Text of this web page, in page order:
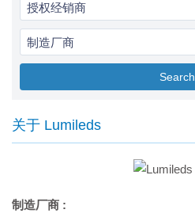
授权经销商
制造厂商
Search
关于 Lumileds
制造厂商 :